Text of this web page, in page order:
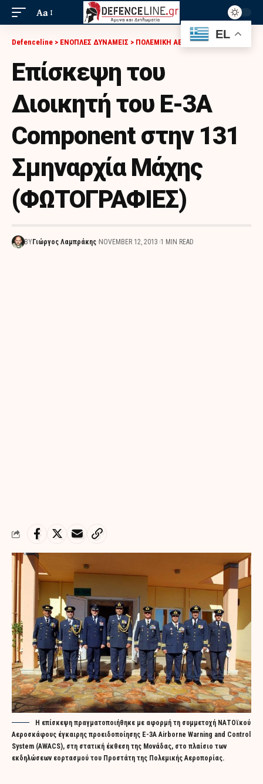
Aa
Defenceline > ΕΝΟΠΛΕΣ ΔΥΝΑΜΕΙΣ > ΠΟΛΕΜΙΚΗ ΑΕΡΟΠΟΡΙΑ
Επίσκεψη του
Διοικητή του E-3A
Component στην 131
Σμηναρχία Μάχης
(ΦΩΤΟΓΡΑΦΙΕΣ)
BY Γιώργος Λαμπράκης NOVEMBER 12, 2013 1 MIN READ
Η επίσκεψη πραγματοποιήθηκε με αφορμή τη συμμετοχή ΝΑΤΟϊκού
Αεροσκάφους έγκαιρης προειδοποίησης Ε-3A Airborne Warning and Control
System (AWACS), στη στατική έκθεση της Μονάδας, στο πλαίσιο των
εκδηλώσεων εορτασμού του Προστάτη της Πολεμικής Αεροπορίας.
EL